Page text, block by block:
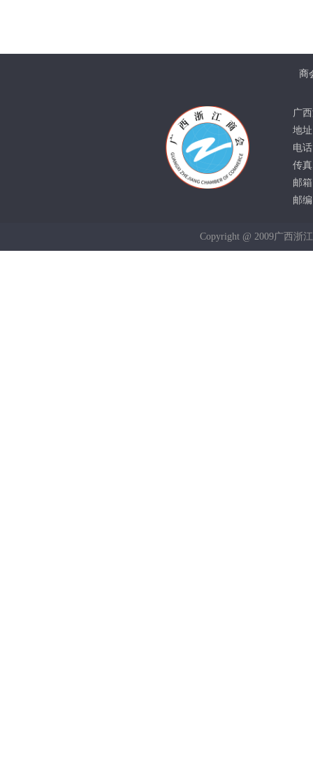
Copyright @ 2009广西浙
商
广
地
电
传
邮
邮